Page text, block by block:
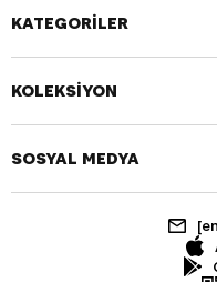
KATEGORİLER
KOLEKSİYON
SOSYAL MEDYA